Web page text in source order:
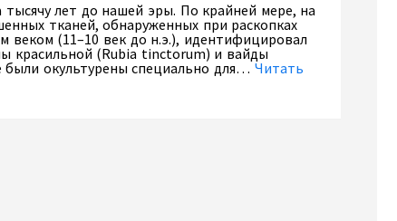
лет до нашей эры. По крайней мере, на
тканей, обнаруженных при раскопках
веком (11–10 век до н.э.), идентифицировал
красильной (Rubia tinctorum) и вайды
окультурены специально для… Читать